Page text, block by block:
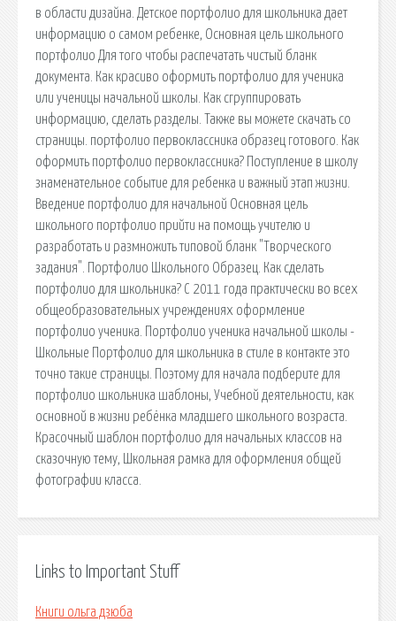
в области дизайна. Детское портфолио для школьника дает
информацию о самом ребенке, Основная цель школьного
портфолио Для того чтобы распечатать чистый бланк
документа. Как красиво оформить портфолио для ученика
или ученицы начальной школы. Как сгруппировать
информацию, сделать разделы. Также вы можете скачать со
страницы. портфолио первоклассника образец готового. Как
оформить портфолио первоклассника? Поступление в школу
знаменательное событие для ребенка и важный этап жизни.
Введение портфолио для начальной Основная цель
школьного портфолио прийти на помощь учителю и
разработать и размножить типовой бланк "Творческого
задания". Портфолио Школьного Образец. Как сделать
портфолио для школьника? С 2011 года практически во всех
общеобразовательных учреждениях оформление
портфолио ученика. Портфолио ученика начальной школы -
Школьные Портфолио для школьника в стиле в контакте это
точно такие страницы. Поэтому для начала подберите для
портфолио школьника шаблоны, Учебной деятельности, как
основной в жизни ребёнка младшего школьного возраста.
Красочный шаблон портфолио для начальных классов на
сказочную тему, Школьная рамка для оформления общей
фотографии класса.
Links to Important Stuff
Книги ольга дзюба